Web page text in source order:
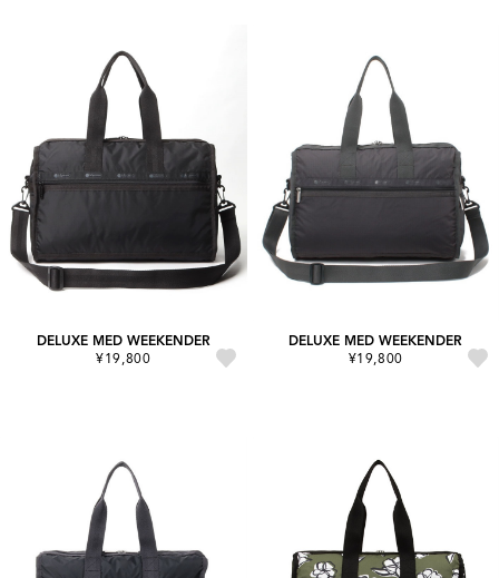
DELUXE MED WEEKENDER
¥19,800
DELUXE MED WEEKENDER
¥19,800